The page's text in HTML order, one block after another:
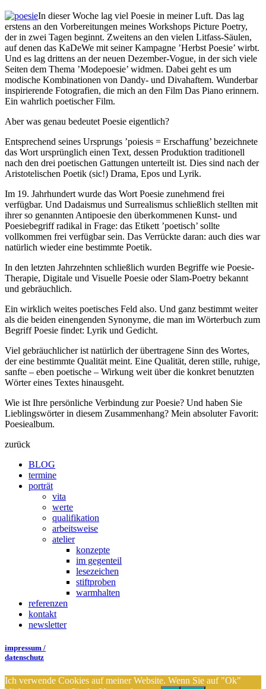
In dieser Woche lag viel Poesie in meiner Luft. Das lag
erstens an den Vorbereitungen meines Workshops Picture Poetry,
der in zwei Tagen beginnt. Zweitens an den vielen Litfass-Säulen,
auf denen das KaDeWe mit seiner Kampagne ’Herbst Poesie’ wirbt.
Und es lag drittens an der neuen Dezember-Vogue, in der sich viele
Seiten dem Thema ’Modepoesie’ widmen. Dabei geht es um
modische Kombinationen von Dandy- und Divahaftem. Wunderbar
inspirierende Fotografien, die mich an den Film Das Piano erinnern.
Ein wahrlich poetischer Film.
Aber was genau bedeutet Poesie eigentlich?
Entsprechend seines Ursprungs ’poiesis = Erschaffung’ bezeichnete
das Wort ursprünglich einen Text, dessen Produktion traditionell
nach den drei poetischen Gattungen unterteilt ist. Dies sind nach der
Aristotelischen Poetik (sic!) Drama, Epos und Lyrik.
Im 19. Jahrhundert wurde das Wort Poesie zunehmend frei
verfügbar. Und Dadaismus und Surrealismus schließlich stellten mit
ihrer so genannten Antipoesie den überkommenen Kunst- und
Poesiebegriff radikal in Frage: das Etikett ’poetisch’ sollte
vollkommen frei verfügbar sein. Das Verrückte daran: auch dies war
natürlich wieder eine bestimmte Poetik.
In den letzten Jahrzehnten schließlich wurden Begriffe wie Poesie-
Therapie, Digitale und Visuelle Poesie oder Slam-Poetry bekannt
und gebräuchlich.
Ein wirklich weites poetisches Feld also. Und ganz bestimmt weiter
als die beiden einengenden Synonyme, die man im Wörterbuch zum
Begriff Poesie findet: Lyrik und Gedicht.
Viel gebräuchlicher ist natürlich der übertragene Sinn des Wortes,
der eine bestimmte Qualität meint. Eine Qualität, deren stille, ruhige,
sanfte – eben poetische – Wirkung weit über die konkret benutzten
Wörter eines Textes hinausgeht.
Wie ist Ihre persönliche Verbindung zur Poesie? Und haben Sie
Lieblingswörter in diesem Zusammenhang? Mein absoluter Favorit:
Poesiealbum.
zurück
BLOG
termine
porträt
vita
werte
qualifikation
arbeitsweise
atelier
konzepte
im gegenteil
lesezeichen
stiftproben
warmhalten
referenzen
kontakt
newsletter
impressum /
datenschutz
Ich verwende Cookies auf meiner Website. Wenn Sie auf "Ok"